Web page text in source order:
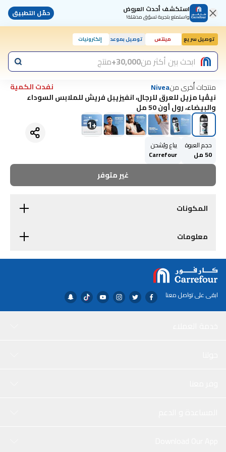
استكشف أحدث العروض
واستمتع بتجربة تسوّق مذهلة! حمّل التطبيق
توصيل سريع مينتس توصيل بموعد إلكترونيات
اليوم, 10:00 صابحث بين أكثر من30,000+ منتج
منتجات أُخرى منNivea
نفدت الكمية
نيڤيا مزيل للعرق للرجال، انفيزيبل فريش للملابس السوداء
والبيضاء، رول أون 50 مل
+
1
حجم العبوة
50 مل
يباع ويُشحن
Carrefour
غير متوفر
المكونات
معلومات
ابقى على تواصل معنا